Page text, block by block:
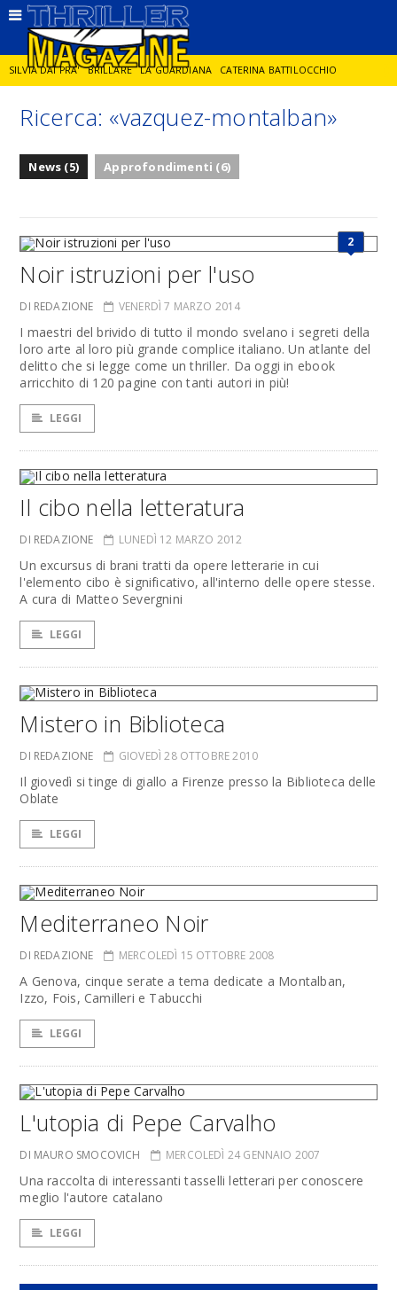
SILVIA DAI PRA' BRILLARE LA GUARDIANA CATERINA BATTILOCCHIO
JORGE DIAZ LA SPIA DELITTO IN CORNICE GIANCARLO DE CATALDO
Ricerca: «vazquez-montalban»
News (5) Approfondimenti (6)
2
Noir istruzioni per l'uso
DI REDAZIONE VENERDÌ 7 MARZO 2014
I maestri del brivido di tutto il mondo svelano i segreti della
loro arte al loro più grande complice italiano. Un atlante del
delitto che si legge come un thriller. Da oggi in ebook
arricchito di 120 pagine con tanti autori in più!
LEGGI
Il cibo nella letteratura
DI REDAZIONE LUNEDÌ 12 MARZO 2012
Un excursus di brani tratti da opere letterarie in cui
l'elemento cibo è significativo, all'interno delle opere stesse.
A cura di Matteo Severgnini
LEGGI
Mistero in Biblioteca
DI REDAZIONE GIOVEDÌ 28 OTTOBRE 2010
Il giovedì si tinge di giallo a Firenze presso la Biblioteca delle
Oblate
LEGGI
Mediterraneo Noir
DI REDAZIONE MERCOLEDÌ 15 OTTOBRE 2008
A Genova, cinque serate a tema dedicate a Montalban,
Izzo, Fois, Camilleri e Tabucchi
LEGGI
L'utopia di Pepe Carvalho
DI MAURO SMOCOVICH MERCOLEDÌ 24 GENNAIO 2007
Una raccolta di interessanti tasselli letterari per conoscere
meglio l'autore catalano
LEGGI